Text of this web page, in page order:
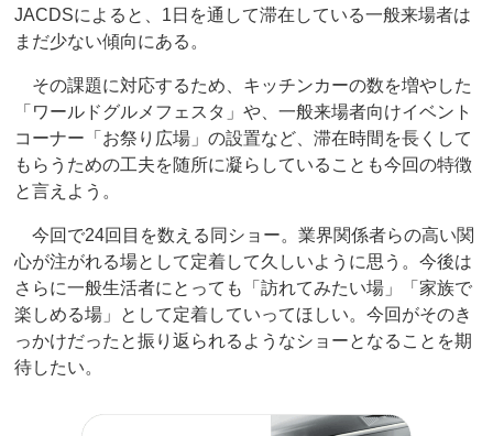
JACDSによると、1日を通して滞在している一般来場者は
まだ少ない傾向にある。
その課題に対応するため、キッチンカーの数を増やした
「ワールドグルメフェスタ」や、一般来場者向けイベント
コーナー「お祭り広場」の設置など、滞在時間を長くして
もらうための工夫を随所に凝らしていることも今回の特徴
と言えよう。
今回で24回目を数える同ショー。業界関係者らの高い関
心が注がれる場として定着して久しいように思う。今後は
さらに一般生活者にとっても「訪れてみたい場」「家族で
楽しめる場」として定着していってほしい。今回がそのき
っかけだったと振り返られるようなショーとなることを期
待したい。